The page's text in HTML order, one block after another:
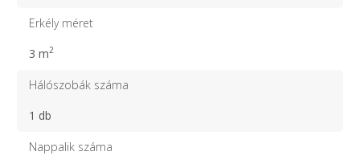
Erkély méret
3 m2
Hálószobák száma
1 db
Nappalik száma